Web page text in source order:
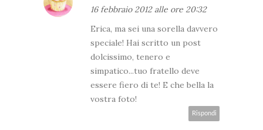
16 febbraio 2012 alle ore 20:32
Erica, ma sei una sorella davvero
speciale! Hai scritto un post
dolcissimo, tenero e
simpatico...tuo fratello deve
essere fiero di te! E che bella la
vostra foto!
Rispondi